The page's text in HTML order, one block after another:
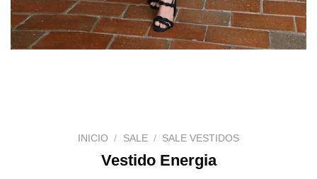
INICIO / SALE / SALE VESTIDOS
Vestido Energia